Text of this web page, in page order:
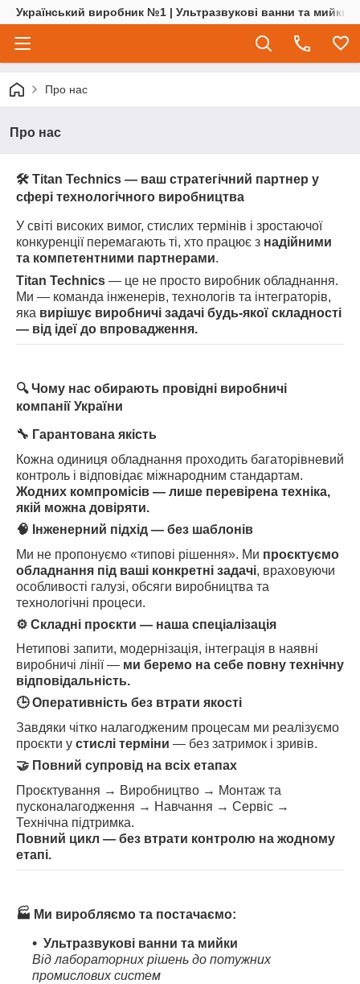
Український виробник №1 | Ультразвукові ванни та мийки |
Про нас
Про нас
🛠 Titan Technics — ваш стратегічний партнер у
сфері технологічного виробництва
У світі високих вимог, стислих термінів і зростаючої
конкуренції перемагають ті, хто працює з надійними
та компетентними партнерами.
Titan Technics — це не просто виробник обладнання.
Ми — команда інженерів, технологів та інтеграторів,
яка вирішує виробничі задачі будь-якої складності
— від ідеї до впровадження.
🔍Чому нас обирають провідні виробничі
компанії України
🔧 Гарантована якість
Кожна одиниця обладнання проходить багаторівневий
контроль і відповідає міжнародним стандартам.
Жодних компромісів — лише перевірена техніка,
якій можна довіряти.
🧠 Інженерний підхід — без шаблонів
Ми не пропонуємо «типові рішення». Ми проєктуємо
обладнання під ваші конкретні задачі, враховуючи
особливості галузі, обсяги виробництва та
технологічні процеси.
⚙️ Складні проєкти — наша спеціалізація
Нетипові запити, модернізація, інтеграція в наявні
виробничі лінії — ми беремо на себе повну технічну
відповідальність.
🕒Оперативність без втрати якості
Завдяки чітко налагодженим процесам ми реалізуємо
проєкти у стислі терміни — без затримок і зривів.
🤝 Повний супровід на всіх етапах
Проєктування → Виробництво → Монтаж та
пусконалагодження → Навчання → Сервіс →
Технічна підтримка.
Повний цикл — без втрати контролю на жодному
етапі.
🏭 Ми виробляємо та постачаємо:
Ультразвукові ванни та мийки
Від лабораторних рішень до потужних
промислових систем